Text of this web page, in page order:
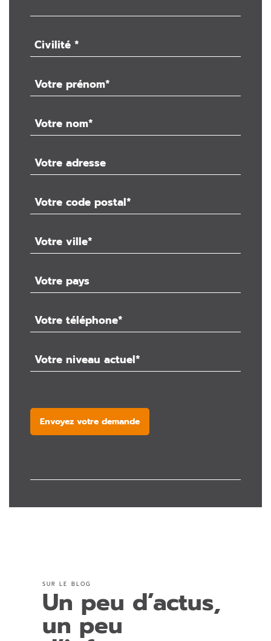
Envoyez votre demande
SUR LE BLOG
Un peu d’actus,
un peu